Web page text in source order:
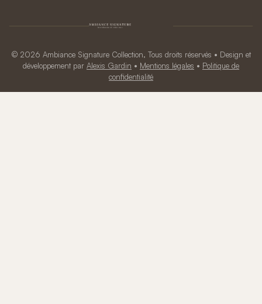
© 2026 Ambiance Signature Collection, Tous droits réservés • Design et
développement par Alexis Gardin • Mentions légales • Politique de
confidentialité